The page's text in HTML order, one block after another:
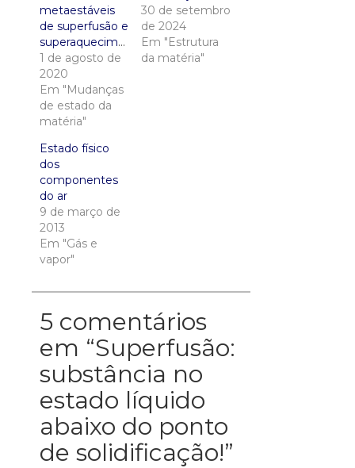
metaestáveis
de superfusão e
superaquecimento.
1 de agosto de
2020
Em "Mudanças
de estado da
matéria"
30 de setembro
de 2024
Em "Estrutura
da matéria"
Estado físico
dos
componentes
do ar
9 de março de
2013
Em "Gás e
vapor"
5 comentários
em “Superfusão:
substância no
estado líquido
abaixo do ponto
de solidificação!”